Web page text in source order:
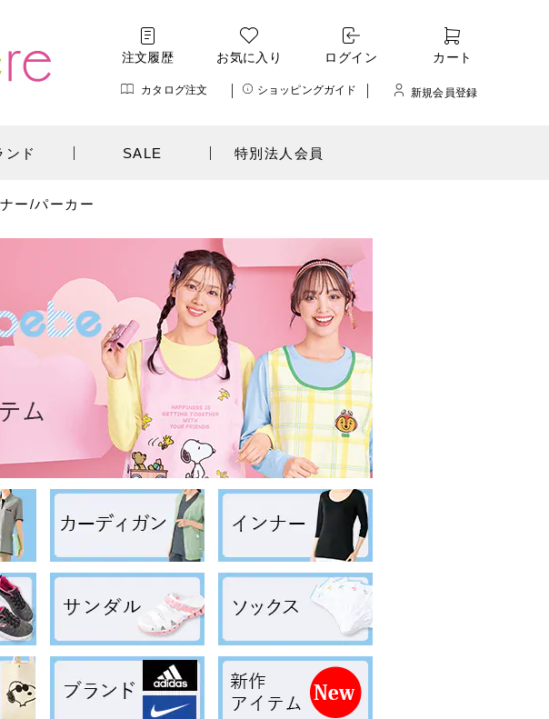
注文履歴 お気に入り ログイン カート
カタログ注文 ショッピングガイド 新規会員登録
ンド SALE 特別法人会員
ー/パーカー